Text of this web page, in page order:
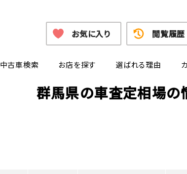
中古車検索 お店を探す 選ばれる理由
お気に入り 閲覧履歴
群馬県の車査定相場の